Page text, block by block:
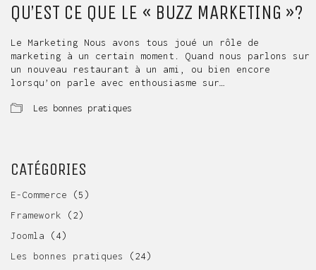
QU’EST CE QUE LE « BUZZ MARKETING »?
Le Marketing Nous avons tous joué un rôle de
marketing à un certain moment. Quand nous parlons sur
un nouveau restaurant à un ami, ou bien encore
lorsqu’on parle avec enthousiasme sur…
Les bonnes pratiques
CATÉGORIES
E-Commerce (5)
Framework (2)
Joomla (4)
Les bonnes pratiques
(24)